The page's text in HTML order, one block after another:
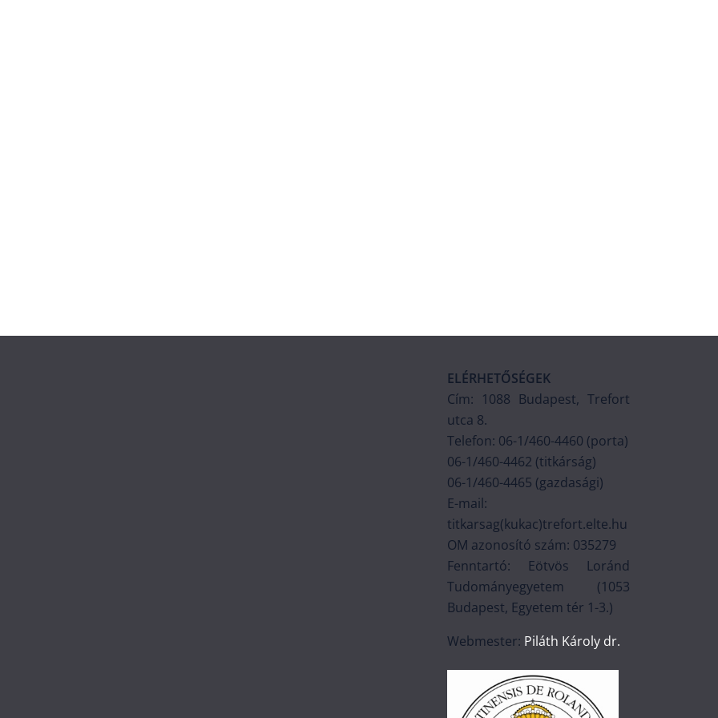
ELÉRHETŐSÉGEK
Cím: 1088 Budapest, Trefort
utca 8.
Telefon: 06-1/460-4460 (porta)
06-1/460-4462 (titkárság)
06-1/460-4465 (gazdasági)
E-mail:
titkarsag(kukac)trefort.elte.hu
OM azonosító szám: 035279
Fenntartó: Eötvös Loránd
Tudományegyetem (1053
Budapest, Egyetem tér 1-3.)
Webmester: Piláth Károly dr.